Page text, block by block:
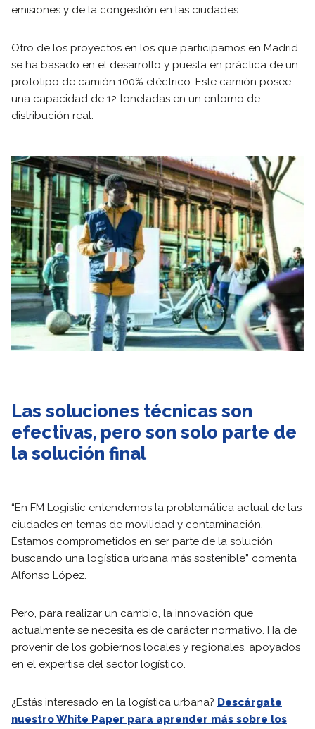
emisiones y de la congestión en las ciudades.
Otro de los proyectos en los que participamos en Madrid
se ha basado en el desarrollo y puesta en práctica de un
prototipo de camión 100% eléctrico. Este camión posee
una capacidad de 12 toneladas en un entorno de
distribución real.
Las soluciones técnicas son
efectivas, pero son solo parte de
la solución final
“En FM Logistic entendemos la problemática actual de las
ciudades en temas de movilidad y contaminación.
Estamos comprometidos en ser parte de la solución
buscando una logística urbana más sostenible” comenta
Alfonso López.
Pero, para realizar un cambio, la innovación que
actualmente se necesita es de carácter normativo. Ha de
provenir de los gobiernos locales y regionales, apoyados
en el expertise del sector logístico.
¿Estás interesado en la logística urbana? Descárgate
nuestro White Paper para aprender más sobre los